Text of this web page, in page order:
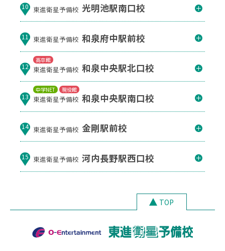
10 東進衛星予備校 光明池駅南口校
11 東進衛星予備校 和泉府中駅前校
高卒館
12 東進衛星予備校 和泉中央駅北口校
中学NET 現役館
13 東進衛星予備校 和泉中央駅南口校
14 東進衛星予備校 金剛駅前校
15 東進衛星予備校 河内長野駅西口校
TOP